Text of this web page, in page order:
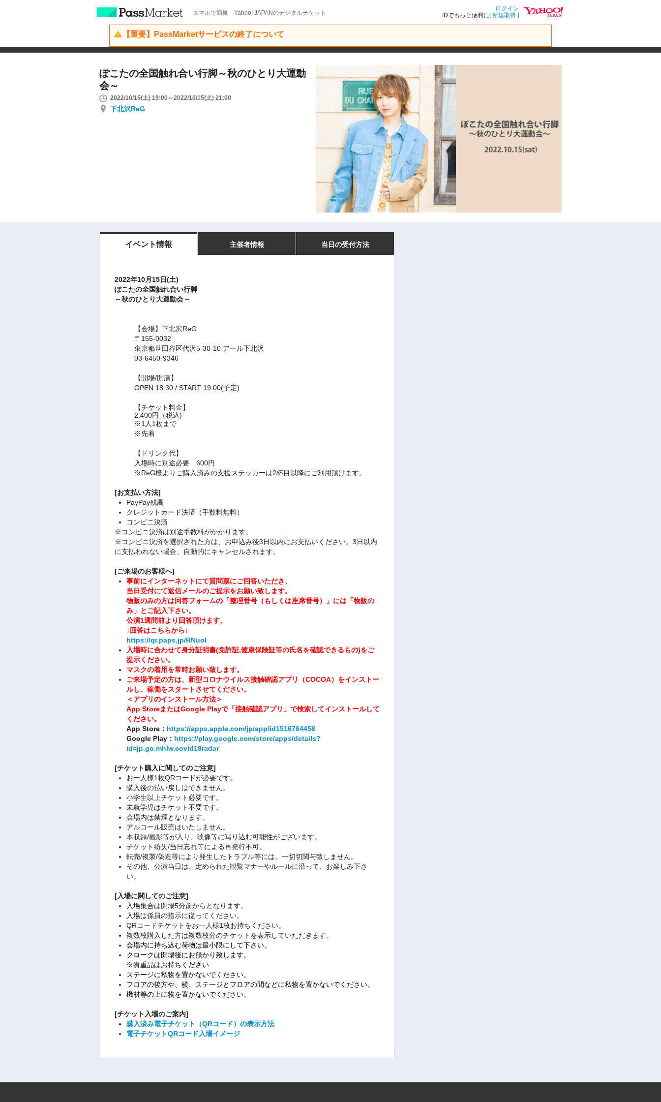
スマホで簡単 Yahoo! JAPANのデジタルチケット
ログイン
IDでもっと便利に[新規取得 ]
【重要】PassMarketサービスの終了について
ぽこたの全国触れ合い行脚～秋のひとり大運動
会～
2022/10/15(土) 19:00～2022/10/15(土) 21:00
下北沢ReG
イベント情報 主催者情報 当日の受付方法
2022年10月15日(土)
ぽこたの全国触れ合い行脚
～秋のひとり大運動会～
【会場】 下北沢ReG
〒155-0032
東京都世田谷区代沢5-30-10 アール下北沢
03-6450-9346
【開場/開演】
OPEN 18:30 / START 19:00(予定)
【チケット料金】
2,400円（税込)
※1人1枚まで
※先着
【ドリンク代】
入場時に別途必要 600円
※ReG様よりご購入済みの支援ステッカーは2杯目以降にご利用頂けます。
[お支払い方法]
PayPay残高
クレジットカード決済（手数料無料）
コンビニ決済
※コンビニ決済は別途手数料がかかります。
※コンビニ決済を選択された方は、お申込み後3日以内にお支払いください。3日以内
に支払われない場合、自動的にキャンセルされます。
[ご来場のお客様へ]
事前にインターネットにて質問票にご回答いただき、
当日受付にて返信メールのご提示をお願い致します。
物販のみの方は回答フォームの「整理番号（もしくは座席番号）」には「物販の
み」とご記入下さい。
公演1週間前より回答頂けます。
↓回答はこちらから↓
https://qr.paps.jp/RNuol
入場時に合わせて身分証明書(免許証,健康保険証等の氏名を確認できるもの)をご
提示ください。
マスクの着用を常時お願い致します。
ご来場予定の方は、新型コロナウイルス接触確認アプリ（COCOA）をインストー
ルし、稼働をスタートさせてください。
＜アプリのインストール方法＞
App StoreまたはGoogle Playで「接触確認アプリ」で検索してインストールして
ください。
App Store： https://apps.apple.com/jp/app/id1516764458
Google Play： https://play.google.com/store/apps/details?
id=jp.go.mhlw.covid19radar
[チケット購入に関してのご注意]
お一人様1枚QRコードが必要です。
購入後の払い戻しはできません。
小学生以上チケット必要です。
未就学児はチケット不要です。
会場内は禁煙となります。
アルコール販売はいたしません。
本収録/撮影等が入り、映像等に写り込む可能性がございます。
チケット紛失/当日忘れ等による再発行不可。
転売/複製/偽造等により発生したトラブル等には、一切切関与致しません。
その他、公演当日は、定められた観覧マナーやルールに沿って、お楽しみ下さ
い。
[入場に関してのご注意]
入場集合は開場5分前からとなります。
入場は係員の指示に従ってください。
QRコードチケットをお一人様1枚お持ちください。
複数枚購入した方は複数枚分のチケットを表示していただきます。
会場内に持ち込む荷物は最小限にして下さい。
クロークは開場後にお預かり致します。
※貴重品はお持ちください
ステージに私物を置かないでください。
フロアの後方や、横、ステージとフロアの間などに私物を置かないでください。
機材等の上に物を置かないでください。
[チケット入場のご案内]
購入済み電子チケット（QRコード）の表示方法
電子チケットQRコード入場イメージ